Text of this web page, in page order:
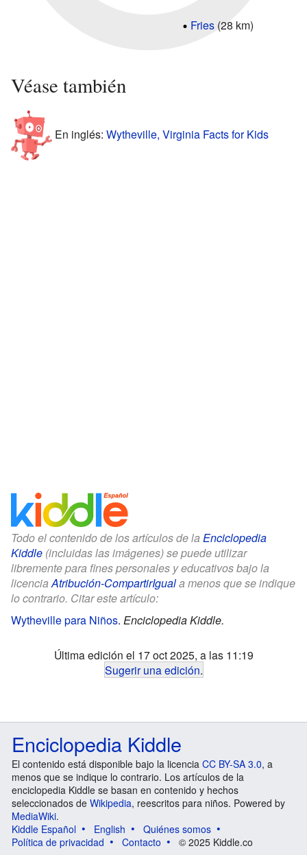
Fries(28 km)
Véase también
En inglés: Wytheville, Virginia Facts for Kids
Todo el contenido de los artículos de la Enciclopedia
Kiddle (incluidas las imágenes) se puede utilizar
libremente para fines personales y educativos bajo la
licenciaAtribución-CompartirIguala menos que se indique
lo contrario. Citar este artículo:
Wytheville para Niños. Enciclopedia Kiddle.
Última edición el 17 oct 2025, a las 11:19
Sugerir una edición.
Enciclopedia Kiddle
El contenido está disponible bajo la licencia CC BY-SA 3.0, a
menos que se indique lo contrario. Los artículos de la
enciclopedia Kiddle se basan en contenido y hechos
seleccionados de Wikipedia, reescritos para niños. Powered by
MediaWiki.
Kiddle Español
English
Quiénes somos
Política de privacidad
Contacto © 2025 Kiddle.co